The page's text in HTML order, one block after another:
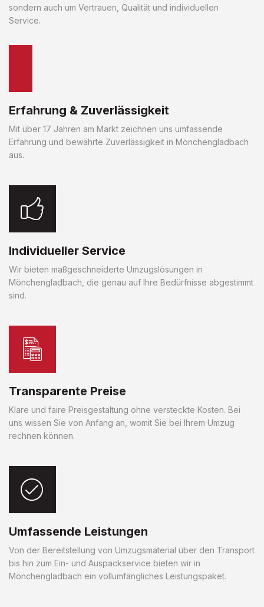
sondern auch um Vertrauen, Qualität und individuellen
Service.
Erfahrung & Zuverlässigkeit
Mit über 17 Jahren am Markt zeichnen uns umfassende
Erfahrung und bewährte Zuverlässigkeit in Mönchengladbach
aus.
Individueller Service
Wir bieten maßgeschneiderte Umzugslösungen in
Mönchengladbach, die genau auf Ihre Bedürfnisse abgestimmt
sind.
Transparente Preise
Klare und faire Preisgestaltung ohne versteckte Kosten. Bei
uns wissen Sie von Anfang an, womit Sie bei Ihrem Umzug
rechnen können.
Umfassende Leistungen
Von der Bereitstellung von Umzugsmaterial über den Transport
bis hin zum Ein- und Auspackservice bieten wir in
Mönchengladbach ein vollumfängliches Leistungspaket.